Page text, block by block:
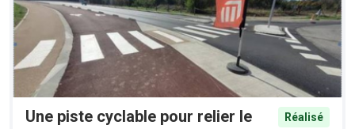
Une piste cyclable pour relier le
Réalisé